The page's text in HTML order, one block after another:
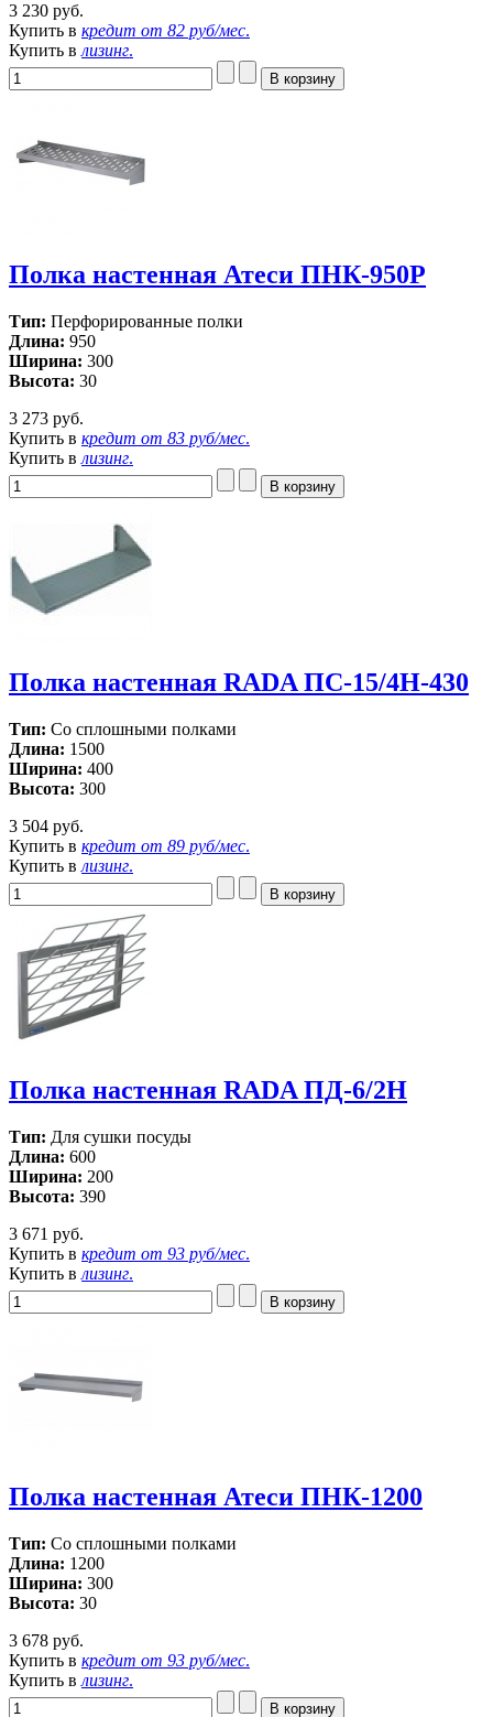
3 230 руб.
Купить в кредит от 82 руб/мес.
Купить в лизинг.
Полка настенная Атеси ПНК-950Р
Тип: Перфорированные полки
Длина: 950
Ширина: 300
Высота: 30
3 273 руб.
Купить в кредит от 83 руб/мес.
Купить в лизинг.
Полка настенная RADA ПС-15/4Н-430
Тип: Со сплошными полками
Длина: 1500
Ширина: 400
Высота: 300
3 504 руб.
Купить в кредит от 89 руб/мес.
Купить в лизинг.
Полка настенная RADA ПД-6/2Н
Тип: Для сушки посуды
Длина: 600
Ширина: 200
Высота: 390
3 671 руб.
Купить в кредит от 93 руб/мес.
Купить в лизинг.
Полка настенная Атеси ПНК-1200
Тип: Со сплошными полками
Длина: 1200
Ширина: 300
Высота: 30
3 678 руб.
Купить в кредит от 93 руб/мес.
Купить в лизинг.